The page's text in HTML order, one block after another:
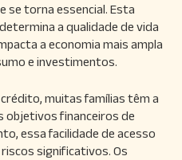
se torna essencial. Esta
a qualidade de vida
a economia mais ampla
e investimentos.
muitas famílias têm a
objetivos financeiros de
essa facilidade de acesso
significativos. Os